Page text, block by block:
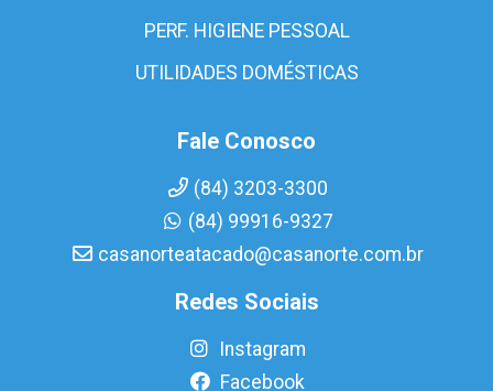
PERF. HIGIENE PESSOAL
UTILIDADES DOMÉSTICAS
Fale Conosco
(84) 3203-3300
(84) 99916-9327
casanorteatacado@casanorte.com.br
Redes Sociais
Instagram
Facebook